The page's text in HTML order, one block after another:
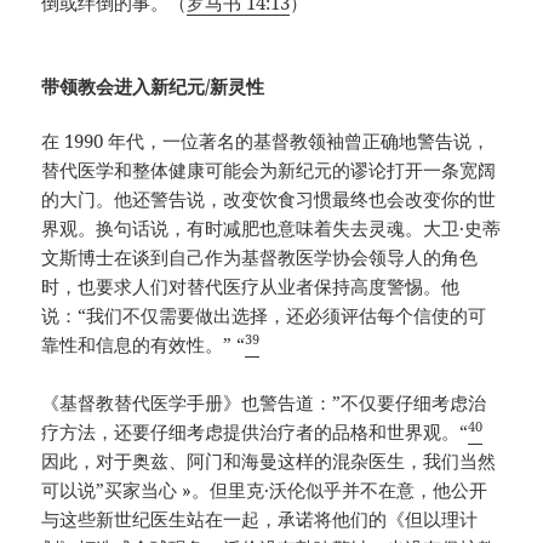
带领教会进入新纪元/新灵性
在 1990 年代，一位著名的基督教领袖曾正确地警告说，
替代医学和整体健康可能会为新纪元的谬论打开一条宽阔
的大门。他还警告说，改变饮食习惯最终也会改变你的世
界观。换句话说，有时减肥也意味着失去灵魂。大卫·史蒂
文斯博士在谈到自己作为基督教医学协会领导人的角色
时，也要求人们对替代医疗从业者保持高度警惕。他
说：“我们不仅需要做出选择，还必须评估每个信使的可
靠性和信息的有效性。” “39
《基督教替代医学手册》也警告道：”不仅要仔细考虑治
疗方法，还要仔细考虑提供治疗者的品格和世界观。“40
因此，对于奥兹、阿门和海曼这样的混杂医生，我们当然
可以说”买家当心 »。但里克·沃伦似乎并不在意，他公开
与这些新世纪医生站在一起，承诺将他们的《但以理计